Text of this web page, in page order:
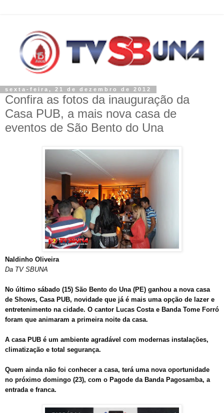
sexta-feira, 21 de dezembro de 2012
Confira as fotos da inauguração da
Casa PUB, a mais nova casa de
eventos de São Bento do Una
Naldinho Oliveira
Da TV SBUNA
No último sábado (15) São Bento do Una (PE) ganhou a nova casa
de Shows, Casa PUB, novidade que já é mais uma opção de lazer e
entretenimento na cidade. O cantor Lucas Costa e Banda Tome Forró
foram que animaram a primeira noite da casa.
A casa PUB é um ambiente agradável com modernas instalações,
climatização e total segurança.
Quem ainda não foi conhecer a casa, terá uma nova oportunidade
no próximo domingo (23), com o Pagode da Banda Pagosamba, a
entrada e franca.